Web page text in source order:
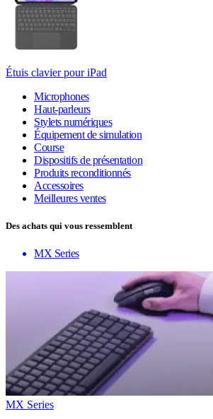
Étuis clavier pour iPad
Microphones
Haut-parleurs
Stylets numériques
Équipement de simulation
Course
Dispositifs de présentation
Produits reconditionnés
Accessoires
Meilleures ventes
Des achats qui vous ressemblent
MX Series
MX Series